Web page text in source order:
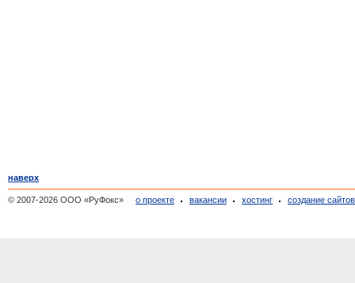
наверх
© 2007-2026 ООО «РуФокс» о проекте вакансии хостинг создание сайтов